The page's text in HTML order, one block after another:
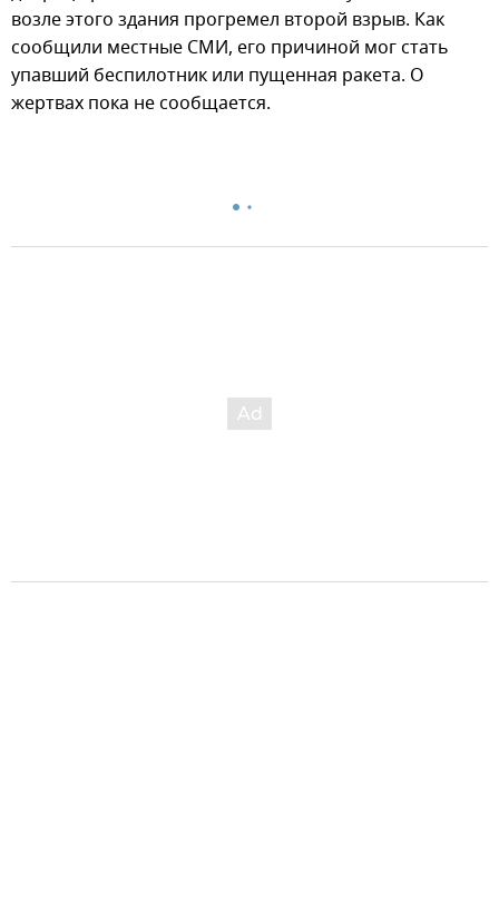
возле этого здания прогремел второй взрыв. Как
сообщили местные СМИ, его причиной мог стать
упавший беспилотник или пущенная ракета. О
жертвах пока не сообщается.